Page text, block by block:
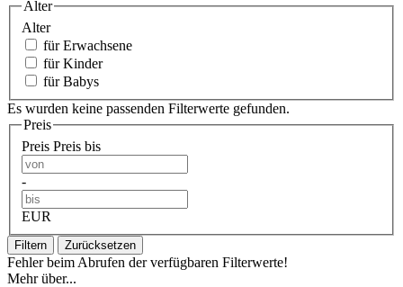
Alter
Alter
für Erwachsene
für Kinder
für Babys
Es wurden keine passenden Filterwerte gefunden.
Preis
Preis Preis bis
-
EUR
Filtern Zurücksetzen
Fehler beim Abrufen der verfügbaren Filterwerte!
Mehr über...